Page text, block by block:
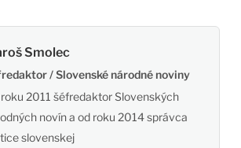
Smolec
/ Slovenské národné noviny
roku 2011 šéfredaktor Slovenských
novín a od roku 2014 správca
slovenskej